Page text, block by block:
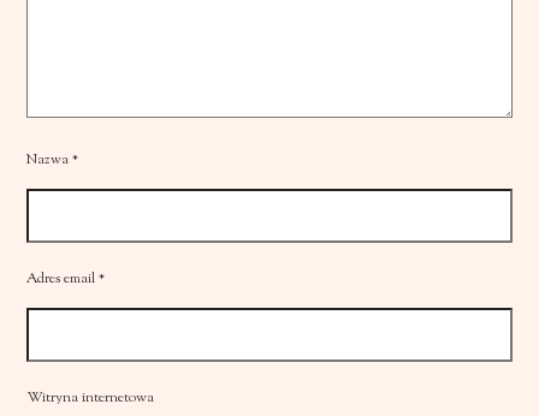
Nazwa*
Adres email*
Witryna internetowa